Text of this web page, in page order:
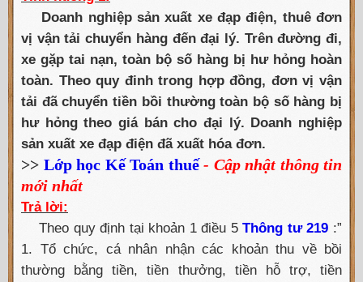
Doanh nghiệp sản xuất xe đạp điện, thuê đơn
vị vận tải chuyển hàng đến đại lý. Trên đường đi,
xe gặp tai nạn, toàn bộ số hàng bị hư hỏng hoàn
toàn. Theo quy đinh trong hợp đồng, đơn vị vận
tải đã chuyển tiền bồi thường toàn bộ số hàng bị
hư hỏng theo giá bán cho đại lý. Doanh nghiệp
sản xuất xe đạp điện đã xuất hóa đơn.
>> Lớp học Kế Toán thuế- Cập nhật thông tin
mới nhất
Trả lời:
Theo quy định tại khoản 1 điều 5 Thông tư 219 :”
1. Tổ chức, cá nhân nhận các khoản thu về bồi
thường bằng tiền, tiền thưởng, tiền hỗ trợ, tiền